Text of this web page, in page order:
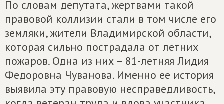
По словам депутата, жертвами такой
правовой коллизии стали в том числе его
земляки, жители Владимирской области,
которая сильно пострадала от летних
пожаров. Одна из них – 81-летняя Лидия
Федоровна Чуванова. Именно ее история
выявила эту правовую несправедливость,